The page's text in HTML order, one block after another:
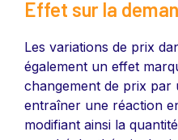
Effet sur la
Les variations de prix
également un effet
changement de prix par
entraîner une réaction
modifiant ainsi la